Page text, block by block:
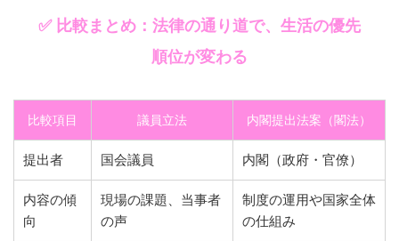
✅ 比較まとめ：法律の通り道で、生活の優先
順位が変わる
比較項目 議員立法 内閣提出法案（閣法）
提出者 国会議員 内閣（政府・官僚）
内容の傾
向
現場の課題、当事者
の声
制度の運用や国家全体
の仕組み